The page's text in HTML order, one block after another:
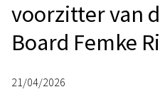
voorzitter van
Board Femke
21/04/2026